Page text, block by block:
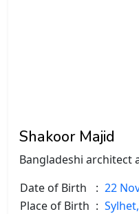
Shakoor Majid
Bangladeshi architect
Date of Birth
: 22
Place of Birth :